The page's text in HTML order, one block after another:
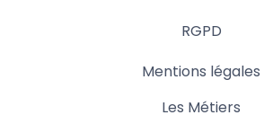
RGPD
Mentions légales
Les Métiers